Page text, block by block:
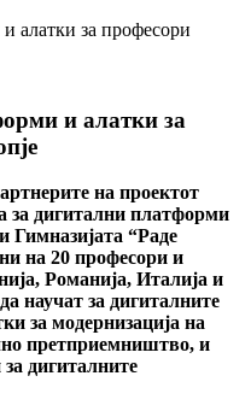
и алатки за
на проектот
за дигитални платформи
Гимназијата “Раде
на 20 професори и
Романија, Италија и
научат за дигиталните
за модернизација на
претприемништво, и
дигиталните